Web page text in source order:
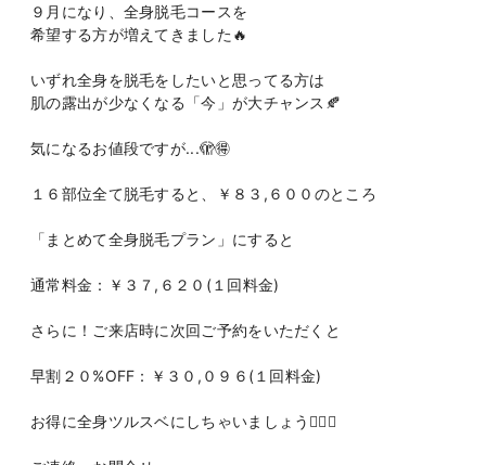
９月になり、全身脱毛コースを
希望する方が増えてきました🔥
いずれ全身を脱毛をしたいと思ってる方は
肌の露出が少なくなる「今」が大チャンス🍂
気になるお値段ですが...🫣🉐
１６部位全て脱毛すると、￥８３,６００のところ
「まとめて全身脱毛プラン」にすると
通常料金：￥３７,６２０(１回料金)
さらに！ご来店時に次回ご予約をいただくと
早割２０%OFF：￥３０,０９６(１回料金)
お得に全身ツルスベにしちゃいましょう💆‍♂️✨